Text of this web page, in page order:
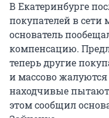
В Екатеринбурге
покупателей в сети
основатель
компенсацию.
теперь другие
и массово
находчивые
этом сообщил